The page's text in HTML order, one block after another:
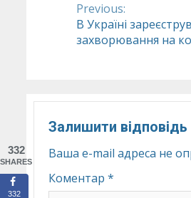
Continue
Reading
Previous:
В Україні
захворювання на
Залишити відповідь
Ваша e-mail адреса не
Коментар *
332
SHARES
332